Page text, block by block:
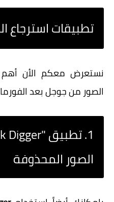
تطبيقات استرجاع
نستعرض معكم الأن أهم
الصور من جوجل بعد
الصور المحذوفة